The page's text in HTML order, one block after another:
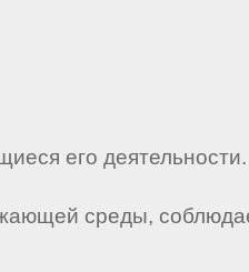
его деятельности.
среды,